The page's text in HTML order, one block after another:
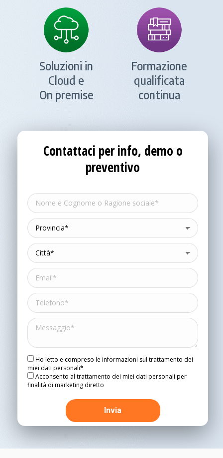
Soluzioni in
Cloud e
On premise
Formazione
qualificata
continua
Contattaci per info, demo o
preventivo
Ho letto e compreso le informazioni sul trattamento dei
miei dati personali*
Acconsento al trattamento dei miei dati personali per
finalità di marketing diretto